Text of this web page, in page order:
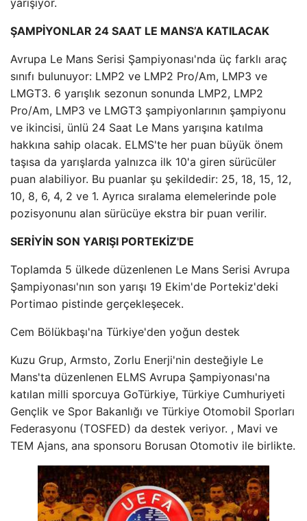
yarışıyor.
ŞAMPİYONLAR 24 SAAT LE MANS’A KATILACAK
Avrupa Le Mans Serisi Şampiyonası'nda üç farklı araç
sınıfı bulunuyor: LMP2 ve LMP2 Pro/Am, LMP3 ve
LMGT3. 6 yarışlık sezonun sonunda LMP2, LMP2
Pro/Am, LMP3 ve LMGT3 şampiyonlarının şampiyonu
ve ikincisi, ünlü 24 Saat Le Mans yarışına katılma
hakkına sahip olacak. ELMS'te her puan büyük önem
taşısa da yarışlarda yalnızca ilk 10'a giren sürücüler
puan alabiliyor. Bu puanlar şu şekildedir: 25, 18, 15, 12,
10, 8, 6, 4, 2 ve 1. Ayrıca sıralama elemelerinde pole
pozisyonunu alan sürücüye ekstra bir puan verilir.
SERİYİN SON YARIŞI PORTEKİZ'DE
Toplamda 5 ülkede düzenlenen Le Mans Serisi Avrupa
Şampiyonası'nın son yarışı 19 Ekim'de Portekiz'deki
Portimao pistinde gerçekleşecek.
Cem Bölükbaşı'na Türkiye'den yoğun destek
Kuzu Grup, Armsto, Zorlu Enerji'nin desteğiyle Le
Mans'ta düzenlenen ELMS Avrupa Şampiyonası'na
katılan milli sporcuya GoTürkiye, Türkiye Cumhuriyeti
Gençlik ve Spor Bakanlığı ve Türkiye Otomobil Sporları
Federasyonu (TOSFED) da destek veriyor. , Mavi ve
TEM Ajans, ana sponsoru Borusan Otomotiv ile birlikte.